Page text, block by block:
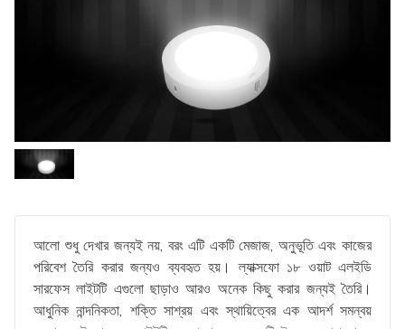
আলো শুধু দেখার জন্যই নয়, বরং এটি একটি মেজাজ, অনুভূতি এবং কাজের
পরিবেশ তৈরি করার জন্যও ব্যবহৃত হয়। ল্যাক্সফো ১৮ ওয়াট এলইডি
সারফেস লাইটটি এগুলো ছাড়াও আরও অনেক কিছু করার জন্যই তৈরি।
আধুনিক নান্দনিকতা, শক্তি সাশ্রয় এবং স্থায়িত্বের এক আদর্শ সমন্বয়